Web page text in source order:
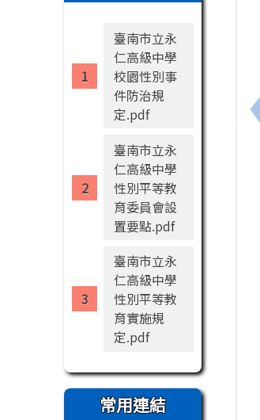
臺南市立永
仁高級中學
校園性別事
件防治規
定.pdf
臺南市立永
仁高級中學
性別平等教
育委員會設
置要點.pdf
臺南市立永
仁高級中學
性別平等教
育實施規
定.pdf
常用連結